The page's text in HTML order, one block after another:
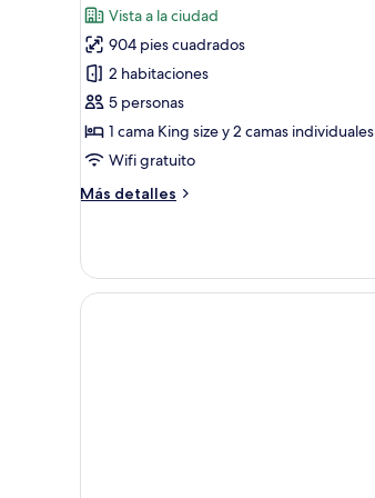
opinión)
Vista a la ciudad
904 pies cuadrados
2 habitaciones
5 personas
1 cama King size y 2 camas individuales
Wifi gratuito
Más detalles
Más
Deluxe,
habitaciones